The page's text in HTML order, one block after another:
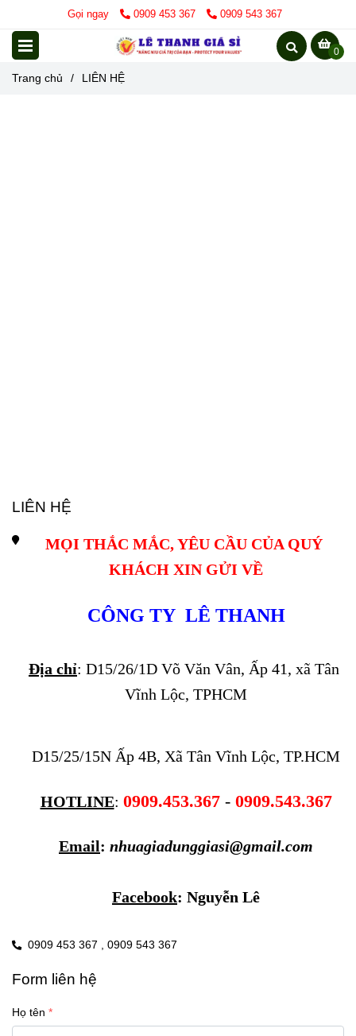
Gọi ngay 0909 453 367 0909 543 367
0
Trang chủ / LIÊN HỆ
LIÊN HỆ
MỌI THẮC MẮC, YÊU CẦU CỦA QUÝ
KHÁCH XIN GỬI VỀ
CÔNG TY  LÊ THANH
Địa chỉ: D15/26/1D Võ Văn Vân, Ấp 41, xã Tân
Vĩnh Lộc, TPHCM
D15/25/15N Ấp 4B, Xã Tân Vĩnh Lộc, TP.HCM
HOTLINE: 0909.453.367 - 0909.543.367
Email: nhuagiadunggiasi@gmail.com
Facebook: Nguyễn Lê
0909 453 367 , 0909 543 367
Form liên hệ
Họ tên